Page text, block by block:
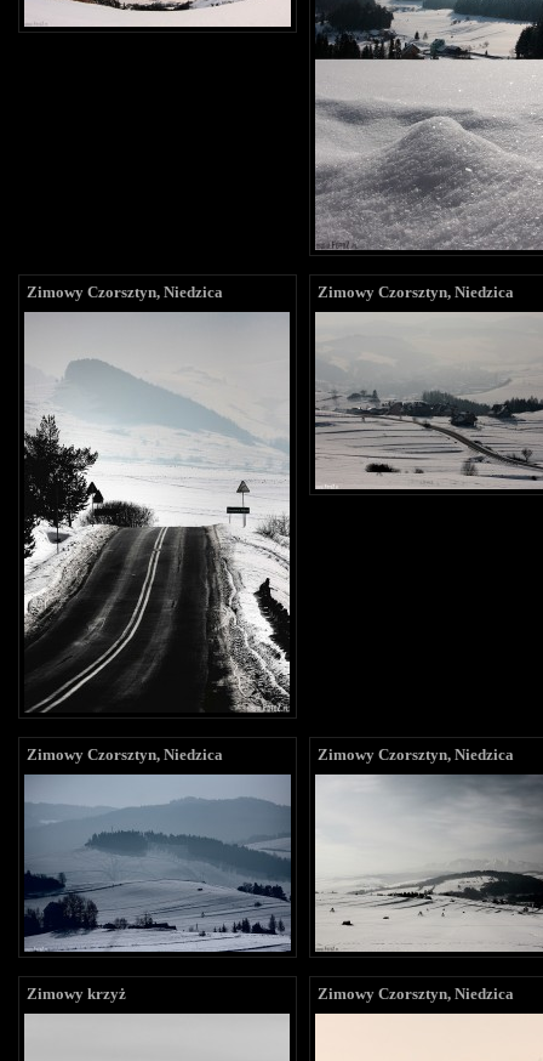
Zimowy Czorsztyn, Niedzica Zimowy Czorsztyn, Niedzica
Zimowy Czorsztyn, Niedzica Zimowy Czorsztyn, Niedzica
Zimowy krzyż Zimowy Czorsztyn, Niedzica